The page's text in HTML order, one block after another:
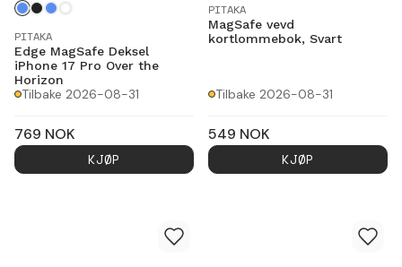
PITAKA
Edge MagSafe Deksel
iPhone 17 Pro Over the
Horizon
Tilbake 2026-08-31
769 NOK
KJØP
PITAKA
MagSafe vevd
kortlommebok, Svart
Tilbake 2026-08-31
549 NOK
KJØP